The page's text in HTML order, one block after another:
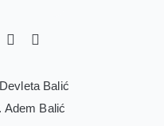
Balić
Adem Balić